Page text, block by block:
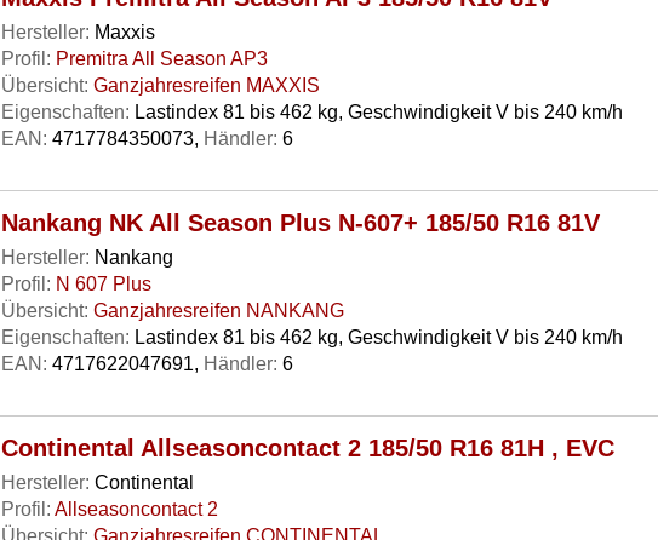
Hersteller: Maxxis
Profil: Premitra All Season AP3
Übersicht: Ganzjahresreifen MAXXIS
Eigenschaften: Lastindex 81 bis 462 kg, Geschwindigkeit V bis 240 km/h
EAN: 4717784350073, Händler: 6
Nankang NK All Season Plus N-607+ 185/50 R16 81V
Hersteller: Nankang
Profil: N 607 Plus
Übersicht: Ganzjahresreifen NANKANG
Eigenschaften: Lastindex 81 bis 462 kg, Geschwindigkeit V bis 240 km/h
EAN: 4717622047691, Händler: 6
Continental Allseasoncontact 2 185/50 R16 81H , EVC
Hersteller: Continental
Profil: Allseasoncontact 2
Übersicht: Ganzjahresreifen CONTINENTAL